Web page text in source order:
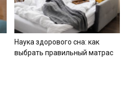
Наука здорового сна: как
выбрать правильный матрас